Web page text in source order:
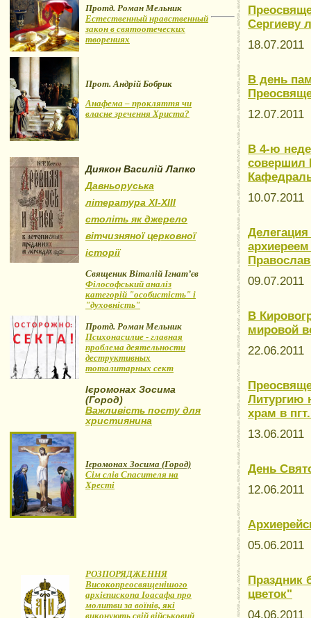
Протд. Роман Мельник
Естественный нравственный
закон в святоотеческих
творениях
Прот. Андрій Бобрик
Анафема – прокляття чи
власне зречення Христа?
Диякон Василій Лапко
Давньоруська
література XI-XIII
століть як джерело
вітчизняної церковної
історії
Священик Віталій Ігнат’єв
Філософський аналіз
категорій "особистість" і
"духовність"
Протд. Роман Мельник
Психонасилие - главная
проблема деятельности
деструктивных
тоталитарных сект
Ієромонах Зосима
(Город)
Важливість посту для
християнина
Ієромонах Зосима (Город)
Сім слів Спасителя на
Хресті
РОЗПОРЯДЖЕННЯ
Високопреосвященішого
архієпископа Іоасафа про
молитви за воїнів, які
виконують свій військовий
Сергиеву
18.07.2011
В день
12.07.2011
В 4-ю
совершил
10.07.2011
09.07.2011
В
мировой
22.06.2011
Литургию
храм в
13.06.2011
День
12.06.2011
05.06.2011
Праздник
цветок"
04.06.2011